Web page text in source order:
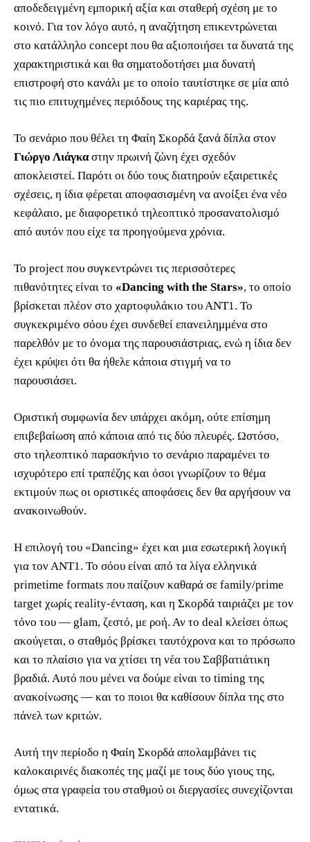
αποδεδειγμένη εμπορική αξία και σταθερή σχέση με το
κοινό. Για τον λόγο αυτό, η αναζήτηση επικεντρώνεται
στο κατάλληλο concept που θα αξιοποιήσει τα δυνατά της
χαρακτηριστικά και θα σηματοδοτήσει μια δυνατή
επιστροφή στο κανάλι με το οποίο ταυτίστηκε σε μία από
τις πιο επιτυχημένες περιόδους της καριέρας της.
Το σενάριο που θέλει τη Φαίη Σκορδά ξανά δίπλα στον
Γιώργο Λιάγκαστην πρωινή ζώνη έχει σχεδόν
αποκλειστεί. Παρότι οι δύο τους διατηρούν εξαιρετικές
σχέσεις, η ίδια φέρεται αποφασισμένη να ανοίξει ένα νέο
κεφάλαιο, με διαφορετικό τηλεοπτικό προσανατολισμό
από αυτόν που είχε τα προηγούμενα χρόνια.
Το project που συγκεντρώνει τις περισσότερες
πιθανότητες είναι το «Dancing with the Stars», το οποίο
βρίσκεται πλέον στο χαρτοφυλάκιο του ΑΝΤ1. Το
συγκεκριμένο σόου έχει συνδεθεί επανειλημμένα στο
παρελθόν με το όνομα της παρουσιάστριας, ενώ η ίδια δεν
έχει κρύψει ότι θα ήθελε κάποια στιγμή να το
παρουσιάσει.
Οριστική συμφωνία δεν υπάρχει ακόμη, ούτε επίσημη
επιβεβαίωση από κάποια από τις δύο πλευρές. Ωστόσο,
στο τηλεοπτικό παρασκήνιο το σενάριο παραμένει το
ισχυρότερο επί τραπέζης και όσοι γνωρίζουν το θέμα
εκτιμούν πως οι οριστικές αποφάσεις δεν θα αργήσουν να
ανακοινωθούν.
Η επιλογή του «Dancing» έχει και μια εσωτερική λογική
για τον ΑΝΤ1. Το σόου είναι από τα λίγα ελληνικά
primetime formats που παίζουν καθαρά σε family/prime
target χωρίς reality-ένταση, και η Σκορδά ταιριάζει με τον
τόνο του — glam, ζεστό, με ροή. Αν το deal κλείσει όπως
ακούγεται, ο σταθμός βρίσκει ταυτόχρονα και το πρόσωπο
και το πλαίσιο για να χτίσει τη νέα του Σαββατιάτικη
βραδιά. Αυτό που μένει να δούμε είναι το timing της
ανακοίνωσης — και το ποιοι θα καθίσουν δίπλα της στο
πάνελ των κριτών.
Αυτή την περίοδο η Φαίη Σκορδά απολαμβάνει τις
καλοκαιρινές διακοπές της μαζί με τους δύο γιους της,
όμως στα γραφεία του σταθμού οι διεργασίες συνεχίζονται
εντατικά.